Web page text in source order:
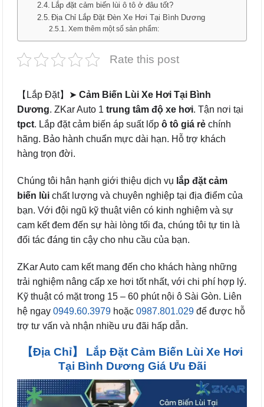
Lắp đặt cảm biến lùi ô tô ở đâu tốt?
Địa Chỉ Lắp Đặt Đèn Xe Hơi Tại Bình Dương
Xem thêm một số sản phẩm:
Rate this post
【Lắp Đặt】➤ Cảm Biến Lùi Xe Hơi Tại Bình
Dương. ZKar Auto 1 trung tâm độ xe hơi. Tận nơi tại
tpct. Lắp đặt cảm biến áp suất lốp ô tô giá rẻ chính
hãng. Bảo hành chuẩn mực dài hạn. Hỗ trợ khách
hàng trọn đời.
Chúng tôi hân hạnh giới thiệu dịch vụ lắp đặt cảm
biến lùi chất lượng và chuyên nghiệp tại địa điểm của
bạn. Với đội ngũ kỹ thuật viên có kinh nghiệm và sự
cam kết đem đến sự hài lòng tối đa, chúng tôi tự tin là
đối tác đáng tin cậy cho nhu cầu của bạn.
ZKar Auto cam kết mang đến cho khách hàng những
trải nghiệm nâng cấp xe hơi tốt nhất, với chi phí hợp lý.
Kỹ thuật có mặt trong 15 – 60 phút nội ô Sài Gòn. Liên
hệ ngay 0949.60.3979 hoặc 0987.801.029 để được hỗ
trợ tư vấn và nhận nhiều ưu đãi hấp dẫn.
【Địa Chỉ】 Lắp Đặt Cảm Biến Lùi Xe Hơi
Tại Bình Dương Giá Ưu Đãi